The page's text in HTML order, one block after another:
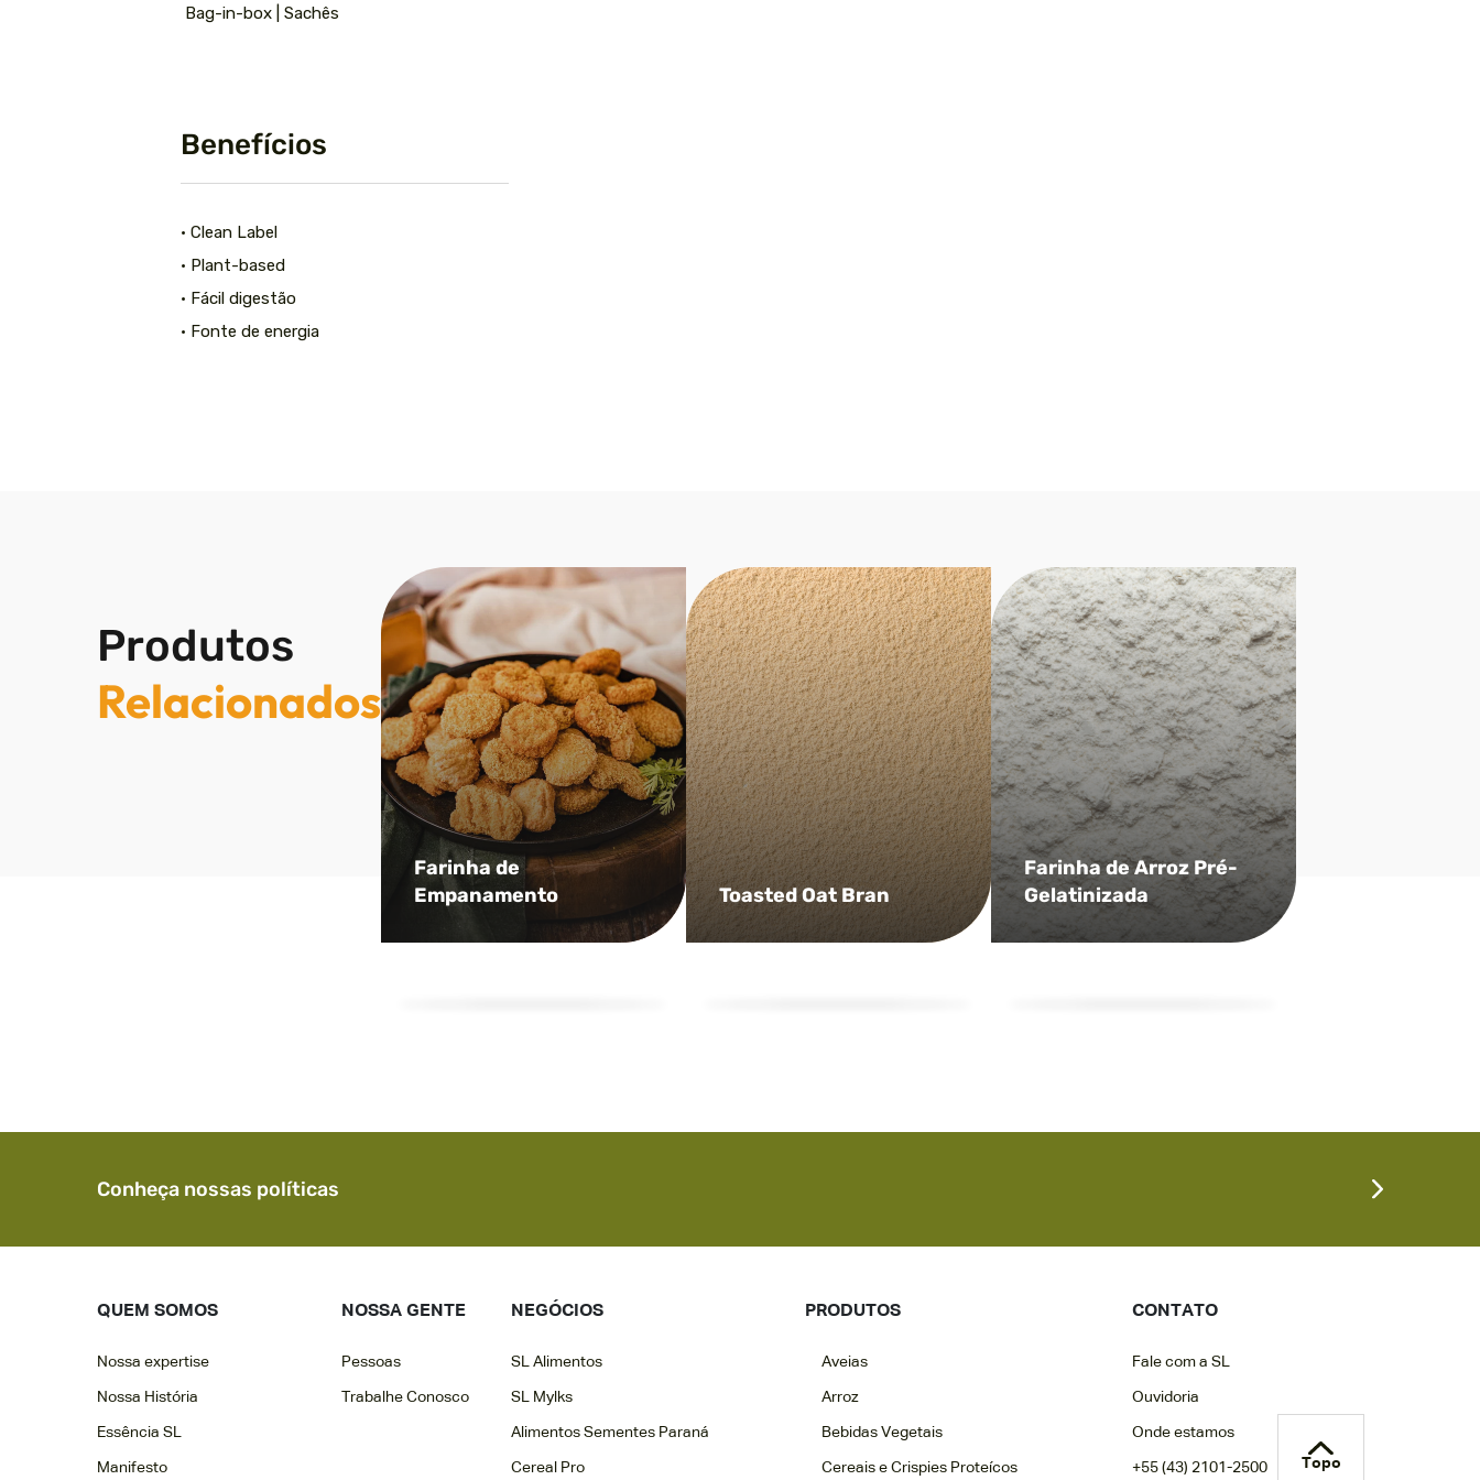
Bag-in-box | Sachês
Benefícios
• Clean Label
• Plant-based
• Fácil digestão
• Fonte de energia
Produtos
Relacionados
Farinha de
Empanamento
Toasted Oat Bran
Farinha de Arroz Pré-
Gelatinizada
Conheça nossas políticas
QUEM SOMOS
Nossa expertise
Nossa História
Essência SL
Manifesto
NOSSA GENTE
Pessoas
Trabalhe Conosco
NEGÓCIOS
SL Alimentos
SL Mylks
Alimentos Sementes Paraná
Cereal Pro
PRODUTOS
Aveias
Arroz
Bebidas Vegetais
Cereais e Crispies Proteícos
CONTATO
Fale com a SL
Ouvidoria
Onde estamos
+55 (43) 2101-2500 Topo